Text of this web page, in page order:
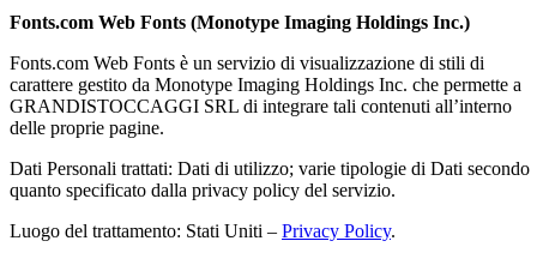
Fonts.com Web Fonts (Monotype Imaging Holdings Inc.)
Fonts.com Web Fonts è un servizio di visualizzazione di stili di
carattere gestito da Monotype Imaging Holdings Inc. che permette a
GRANDISTOCCAGGI SRL di integrare tali contenuti all’interno
delle proprie pagine.
Dati Personali trattati: Dati di utilizzo; varie tipologie di Dati secondo
quanto specificato dalla privacy policy del servizio.
Luogo del trattamento: Stati Uniti – Privacy Policy.